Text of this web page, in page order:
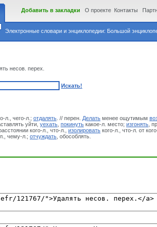
Электронные словари и энциклопедии: Большой
Добавить в закладки О проекте Контакты
несов. перех.
Искать!
л., чего-л.; отдалять . // перен. Делать менее ощутимым
уйти, уехать покинуть какое-л. место; изгонять ,
кого-л., что-л., изолировать кого-л., что-л. от
чему-л.; отчуждать , обособлять.